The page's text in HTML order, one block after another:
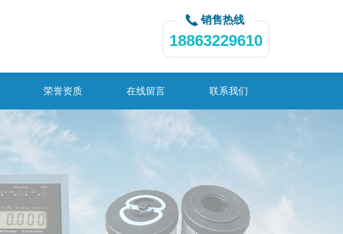
销售热线
18863229610
荣誉资质 在线留言 联系我们